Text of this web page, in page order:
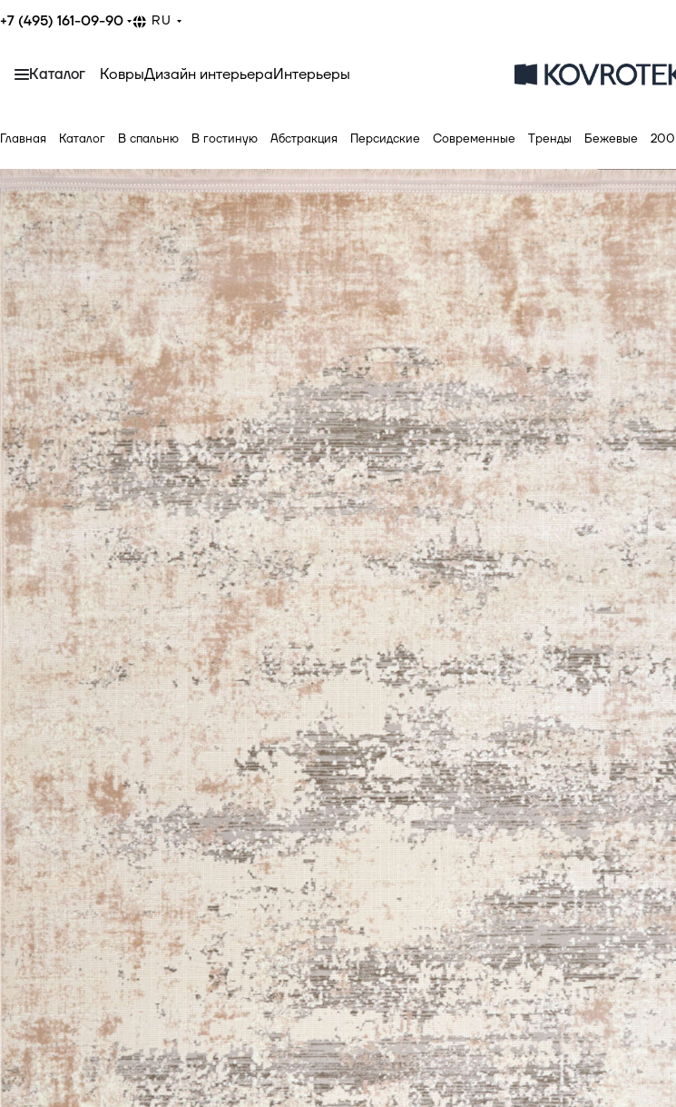
+7 (495) 161-09-90 RU
Каталог КоврыДизайн интерьераИнтерьеры
Главная Каталог В спальню В гостиную Абстракция Персидские Современные Тренды Бежевые